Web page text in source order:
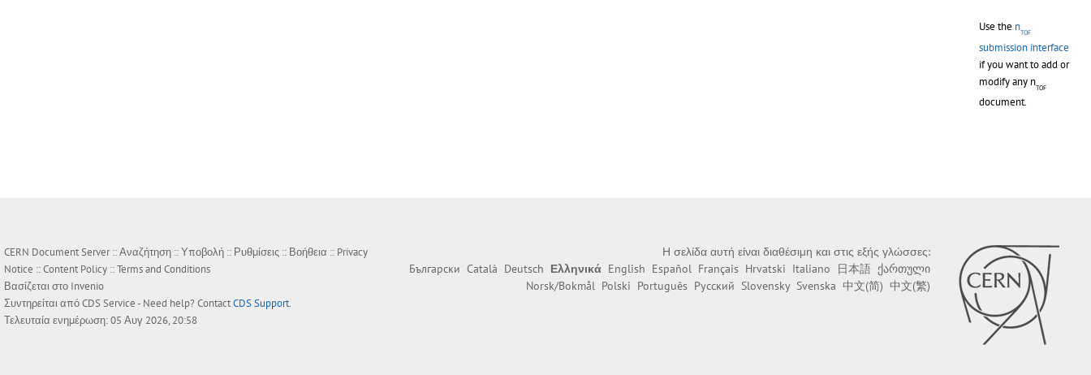
Use the nTOF
submission interface
if you want to add or
modify any nTOF
document.
CERN Document Server ::Αναζήτηση ::Υποβολή :: Ρυθμίσεις :: Βοήθεια :: Privacy
Notice ::Content Policy ::Terms and Conditions
Βασίζεται στο Invenio
Συντηρείται απόCDS Service- Need help? ContactCDS Support.
Τελευταία ενημέρωση: 05 Αυγ 2026, 20:58
Η σελίδα αυτή είναι διαθέσιμη και στις εξής γλώσσες:
Български Català Deutsch Ελληνικά English Español Français Hrvatski Italiano 日本語 ქართული
Norsk/Bokmål Polski Português Русский Slovensky Svenska 中文(简) 中文(繁)